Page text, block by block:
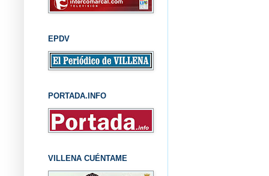
EPDV
PORTADA.INFO
VILLENA CUÉNTAME